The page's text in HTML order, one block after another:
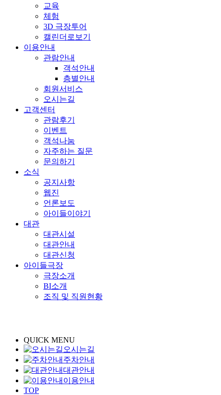
교육
체험
3D 극장투어
캘린더로보기
이용안내
관람안내
객석안내
층별안내
회원서비스
오시는길
고객센터
관람후기
이벤트
객석나눔
자주하는 질문
문의하기
소식
공지사항
웹진
언론보도
아이들이야기
대관
대관시설
대관안내
대관신청
아이들극장
극장소개
BI소개
조직 및 직원현황
QUICK MENU
오시는길
주차안내
대관안내
이용안내
TOP